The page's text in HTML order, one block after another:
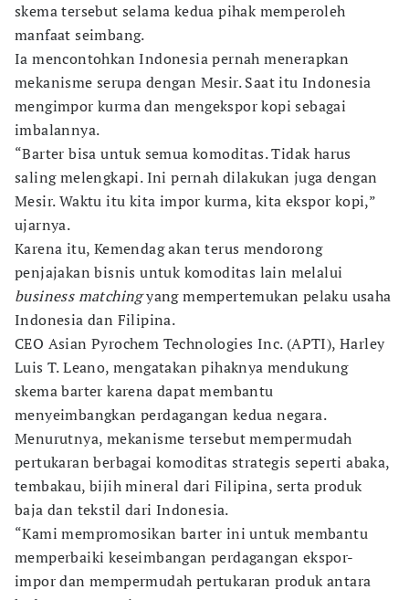
skema tersebut selama kedua pihak memperoleh
manfaat seimbang.
Ia mencontohkan Indonesia pernah menerapkan
mekanisme serupa dengan Mesir. Saat itu Indonesia
mengimpor kurma dan mengekspor kopi sebagai
imbalannya.
“Barter bisa untuk semua komoditas. Tidak harus
saling melengkapi. Ini pernah dilakukan juga dengan
Mesir. Waktu itu kita impor kurma, kita ekspor kopi,”
ujarnya.
Karena itu, Kemendag akan terus mendorong
penjajakan bisnis untuk komoditas lain melalui
business matchingyang mempertemukan pelaku usaha
Indonesia dan Filipina.
CEO Asian Pyrochem Technologies Inc. (APTI), Harley
Luis T. Leano, mengatakan pihaknya mendukung
skema barter karena dapat membantu
menyeimbangkan perdagangan kedua negara.
Menurutnya, mekanisme tersebut mempermudah
pertukaran berbagai komoditas strategis seperti abaka,
tembakau, bijih mineral dari Filipina, serta produk
baja dan tekstil dari Indonesia.
“Kami mempromosikan barter ini untuk membantu
memperbaiki keseimbangan perdagangan ekspor-
impor dan mempermudah pertukaran produk antara